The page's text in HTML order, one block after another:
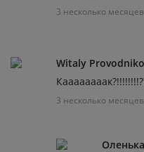
3 несколько
Witaly
3 несколько